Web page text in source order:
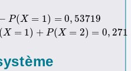
P(X = 1) = 0, 53719
X = 1) + P(X = 2) = 0,